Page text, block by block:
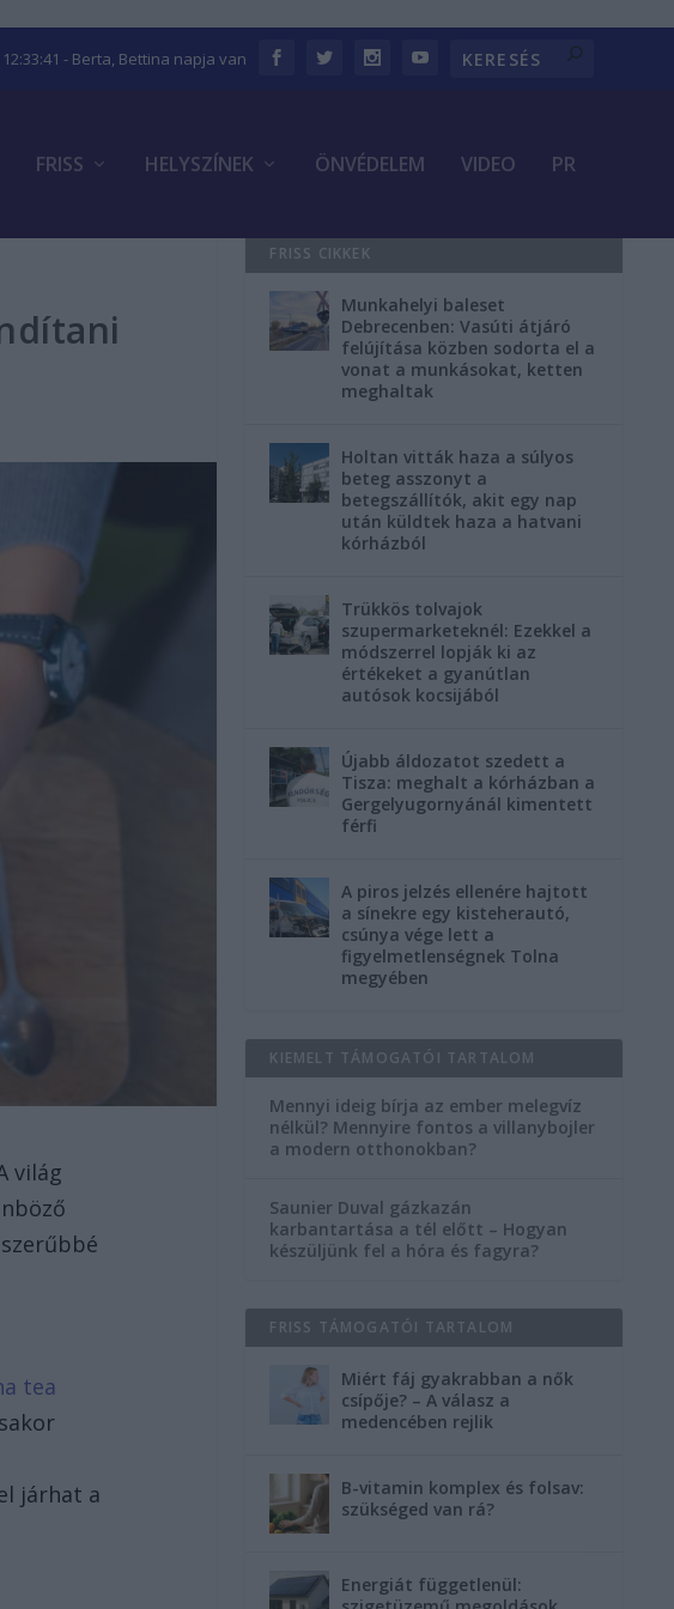
- Berta, Bettina napja van
FRISS HELYSZÍNEK ÖNVÉDELEM VIDEO PR
világ
tea
járhat a
FRISS CIKKEK
Munkahelyi baleset
Debrecenben: Vasúti átjáró
felújítása közben sodorta el a
vonat a munkásokat, ketten
meghaltak
Holtan vitták haza a súlyos
beteg asszonyt a
betegszállítók, akit egy nap
után küldtek haza a hatvani
kórházból
Trükkös tolvajok
szupermarketeknél: Ezekkel a
módszerrel lopják ki az
értékeket a gyanútlan
autósok kocsijából
Újabb áldozatot szedett a
Tisza: meghalt a kórházban a
Gergelyugornyánál kimentett
férfi
A piros jelzés ellenére hajtott
a sínekre egy kisteherautó,
csúnya vége lett a
figyelmetlenségnek Tolna
megyében
KIEMELT TÁMOGATÓI TARTALOM
Mennyi ideig bírja az ember melegvíz
nélkül? Mennyire fontos a villanybojler
a modern otthonokban?
Saunier Duval gázkazán
karbantartása a tél előtt – Hogyan
készüljünk fel a hóra és fagyra?
FRISS TÁMOGATÓI TARTALOM
Miért fáj gyakrabban a nők
csípője? – A válasz a
medencében rejlik
B-vitamin komplex és folsav:
szükséged van rá?
Energiát függetlenül: